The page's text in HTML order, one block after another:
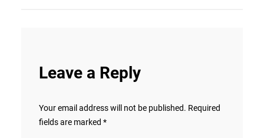
Leave a Reply
Your email address will not be published. Required
fields are marked *